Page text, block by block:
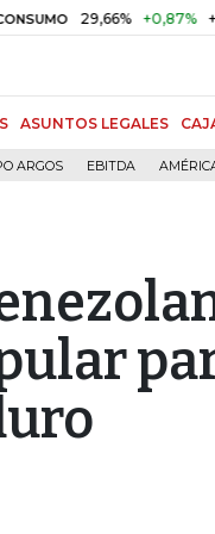
29,66% +0,87% +3,02%
ASUNTOS LEGALES
ARGOS EBITDA